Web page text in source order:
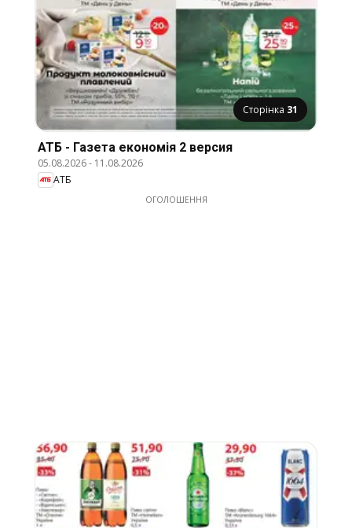
Сторінка 31
АТБ - Газета економія 2 версия
05.08.2026- 11.08.2026
АТБ
ОГОЛОШЕННЯ